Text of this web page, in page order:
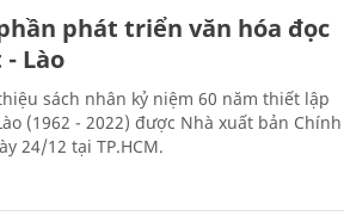
phát triển văn hóa đọc
Lào
sách nhân kỷ niệm 60 năm thiết lập
(1962 - 2022) được Nhà xuất bản Chính
24/12 tại TP.HCM.